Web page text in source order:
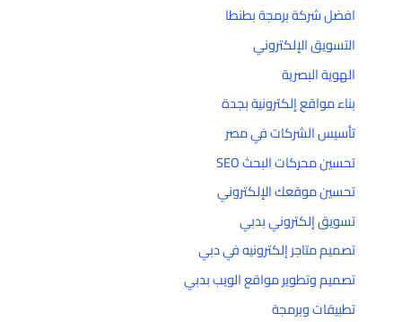
افضل شركة برمجة بطنطا
التسويق الإلكتروني
الهوية البصرية
بناء مواقع إلكترونية بجدة
تأسيس الشركات في مصر
تحسين محركات البحث SEO
تحسين موقعك الإلكتروني
تسويق إلكتروني بدبي
تصميم متاجر إلكترونيه في دبي
تصميم وتطوير مواقع الويب بدبي
تطبيقات وبرمجة